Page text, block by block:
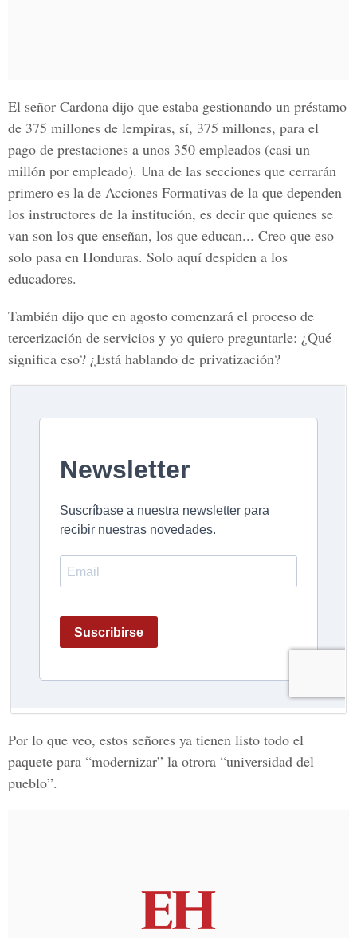
El señor Cardona dijo que estaba gestionando un préstamo
de 375 millones de lempiras, sí, 375 millones, para el
pago de prestaciones a unos 350 empleados (casi un
millón por empleado). Una de las secciones que cerrarán
primero es la de Acciones Formativas de la que dependen
los instructores de la institución, es decir que quienes se
van son los que enseñan, los que educan... Creo que eso
solo pasa en Honduras. Solo aquí despiden a los
educadores.
También dijo que en agosto comenzará el proceso de
tercerización de servicios y yo quiero preguntarle: ¿Qué
significa eso? ¿Está hablando de privatización?
Por lo que veo, estos señores ya tienen listo todo el
paquete para “modernizar” la otrora “universidad del
pueblo”.